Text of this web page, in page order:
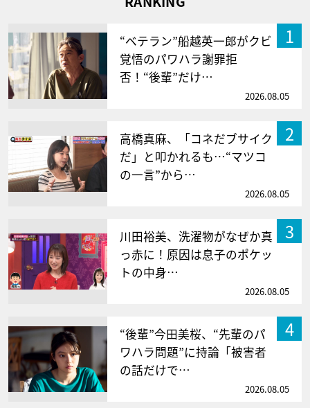
1
“ベテラン”船越英一郎がクビ
覚悟のパワハラ謝罪拒
否！“後輩”だけ…
2026.08.05
2
高橋真麻、「コネだブサイク
だ」と叩かれるも…“マツコ
の一言”から…
2026.08.05
3
川田裕美、洗濯物がなぜか真
っ赤に！原因は息子のポケッ
トの中身…
2026.08.05
4
“後輩”今田美桜、“先輩のパ
ワハラ問題”に持論「被害者
の話だけで…
2026.08.05